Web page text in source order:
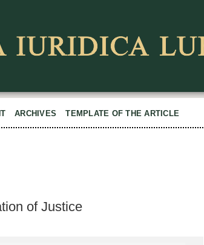
ARCHIVES TEMPLATE OF THE ARTICLE
of Justice